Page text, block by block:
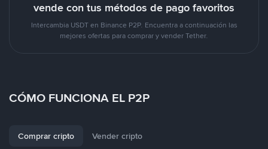
vende con tus métodos de pago favoritos
Intercambia USDT en Binance P2P. Encuentra a continuación las
mejores ofertas para comprar y vender Tether.
CÓMO FUNCIONA EL P2P
Comprar cripto Vender cripto